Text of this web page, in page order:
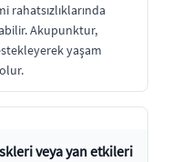
rahatsızlıklarında
Akupunktur,
yaşam
veya yan etkileri